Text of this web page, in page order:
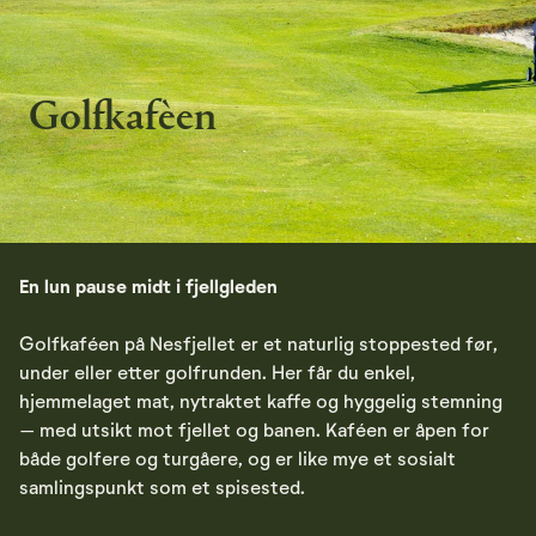
Golfkafèen
En lun pause midt i fjellgleden
Golfkaféen på Nesfjellet er et naturlig stoppested før,
under eller etter golfrunden. Her får du enkel,
hjemmelaget mat, nytraktet kaffe og hyggelig stemning
– med utsikt mot fjellet og banen. Kaféen er åpen for
både golfere og turgåere, og er like mye et sosialt
samlingspunkt som et spisested.